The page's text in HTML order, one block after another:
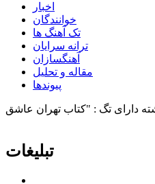
اخبار
خوانندگان
تک آهنگ ها
ترانه سرایان
آهنگسازان
مقاله و تحلیل
پیوندها
تبلیغات